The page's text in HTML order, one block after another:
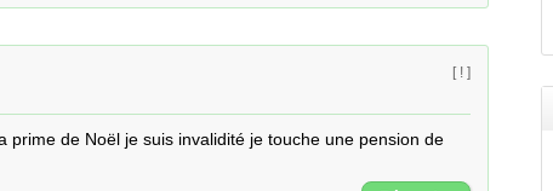
[ ! ]
prime de Noël je suis invalidité je touche une pension de